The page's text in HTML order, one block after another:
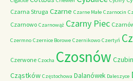
Czarna Struga Czarne Czarne Małe Czarnocin
Czarnowo Czarnowąż Czarny Piec
Czermno Czernice Borowe Czernikowo Czertyń
Czerwone Czocha Czosnów Czubin
Cząstków Częstochowa Dalanówek Daleszyce